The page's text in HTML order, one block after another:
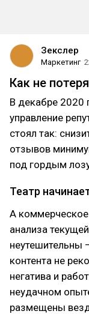
Зекслер
Маркетинг
Как не
В декабре 2020
управление
стоял так:
отзывов
под гордым
Театр
А
анализа
неутешительны
контента не
негатива и
неудачном
размещены